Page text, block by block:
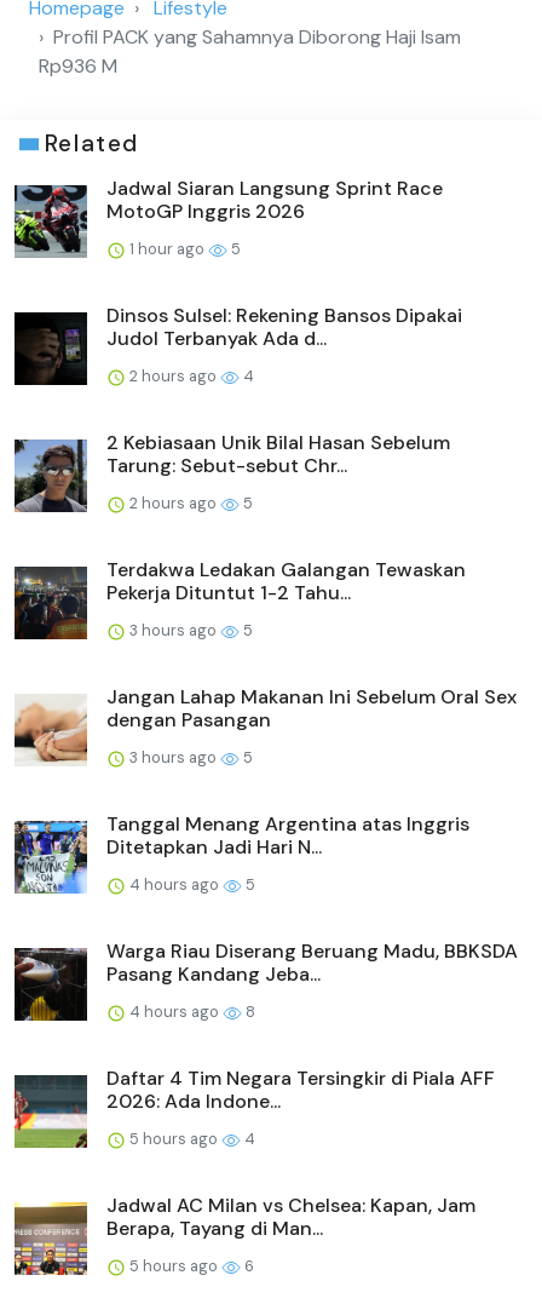
Homepage
Lifestyle
Profil PACK yang Sahamnya Diborong Haji Isam
Rp936 M
Related
Jadwal Siaran Langsung Sprint Race
MotoGP Inggris 2026
1 hour ago 5
Dinsos Sulsel: Rekening Bansos Dipakai
Judol Terbanyak Ada d...
2 hours ago 4
2 Kebiasaan Unik Bilal Hasan Sebelum
Tarung: Sebut-sebut Chr...
2 hours ago 5
Terdakwa Ledakan Galangan Tewaskan
Pekerja Dituntut 1-2 Tahu...
3 hours ago 5
Jangan Lahap Makanan Ini Sebelum Oral Sex
dengan Pasangan
3 hours ago 5
Tanggal Menang Argentina atas Inggris
Ditetapkan Jadi Hari N...
4 hours ago 5
Warga Riau Diserang Beruang Madu, BBKSDA
Pasang Kandang Jeba...
4 hours ago 8
Daftar 4 Tim Negara Tersingkir di Piala AFF
2026: Ada Indone...
5 hours ago 4
Jadwal AC Milan vs Chelsea: Kapan, Jam
Berapa, Tayang di Man...
5 hours ago 6